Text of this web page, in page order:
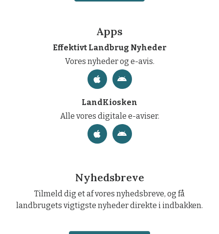
Apps
Effektivt Landbrug Nyheder
Vores nyheder og e-avis.
LandKiosken
Alle vores digitale e-aviser.
Nyhedsbreve
Tilmeld dig et af vores nyhedsbreve, og få
landbrugets vigtigste nyheder direkte i indbakken.